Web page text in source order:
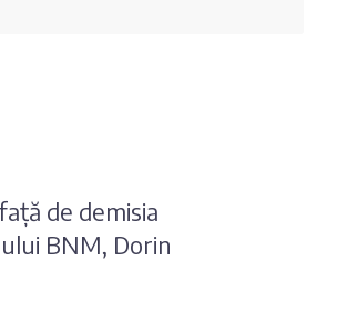
de demisia
BNM, Dorin